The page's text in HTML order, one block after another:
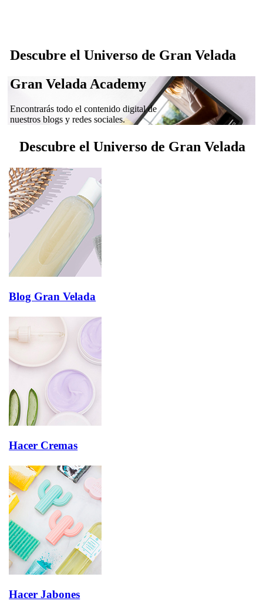
Descubre el Universo de Gran Velada
Gran Velada Academy
Encontrarás todo el contenido digital de
nuestros blogs y redes sociales.
Descubre el Universo de Gran Velada
Blog Gran Velada
Hacer Cremas
Hacer Jabones